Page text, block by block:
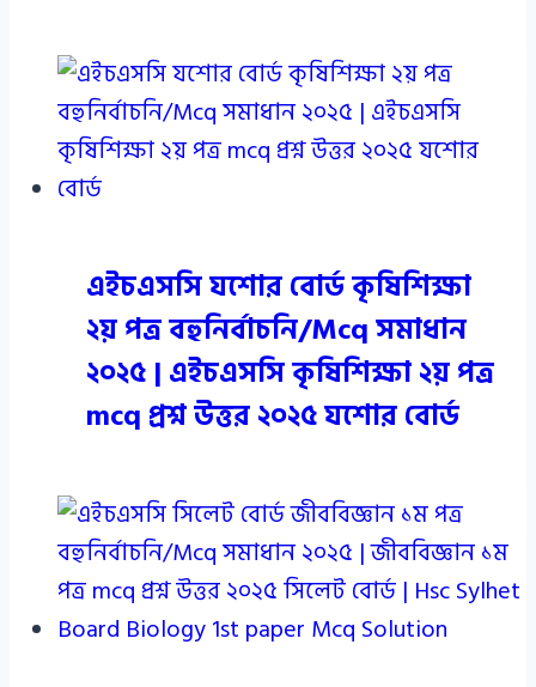
এইচএসসি যশোর বোর্ড কৃষিশিক্ষা
২য় পত্র বহুনির্বাচনি/Mcq সমাধান
২০২৫ | এইচএসসি কৃষিশিক্ষা ২য় পত্র
mcq প্রশ্ন উত্তর ২০২৫ যশোর বোর্ড